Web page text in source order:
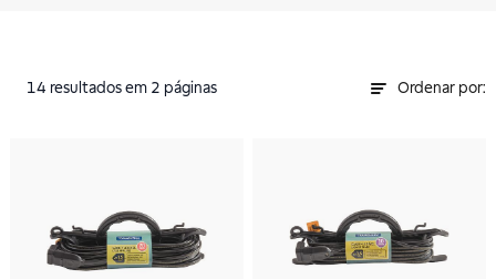
14 resultados em 2 páginas Ordenar por: